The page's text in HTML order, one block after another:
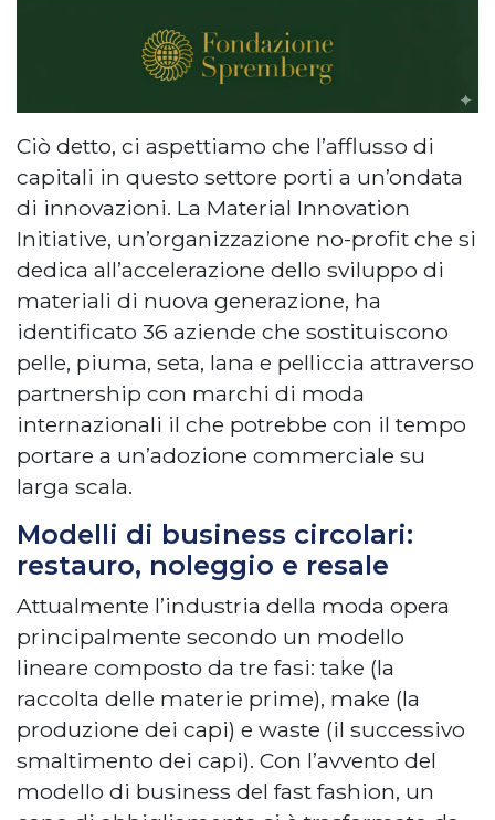
Ciò detto, ci aspettiamo che l’afflusso di
capitali in questo settore porti a un’ondata
di innovazioni. La Material Innovation
Initiative, un’organizzazione no-profit che si
dedica all’accelerazione dello sviluppo di
materiali di nuova generazione, ha
identificato 36 aziende che sostituiscono
pelle, piuma, seta, lana e pelliccia attraverso
partnership con marchi di moda
internazionali il che potrebbe con il tempo
portare a un’adozione commerciale su
larga scala.
Modelli di business circolari:
restauro, noleggio e resale
Attualmente l’industria della moda opera
principalmente secondo un modello
lineare composto da tre fasi: take (la
raccolta delle materie prime), make (la
produzione dei capi) e waste (il successivo
smaltimento dei capi). Con l’avvento del
modello di business del fast fashion, un